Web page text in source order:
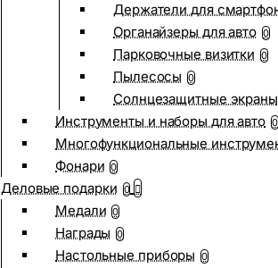
Держатели для
Органайзеры для авто 0
Парковочные визитки 0
Пылесосы 0
Солнцезащитные экраны
Инструменты и наборы для авто 0
Многофункциональные
Фонари 0
Деловые подарки 0
Медали 0
Награды 0
Настольные приборы 0